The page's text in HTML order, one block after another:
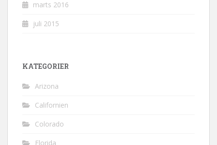
marts 2016
juli 2015
KATEGORIER
Arizona
Californien
Colorado
Florida